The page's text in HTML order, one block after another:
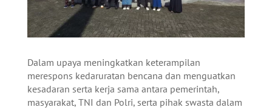
Dalam upaya meningkatkan keterampilan
merespons kedaruratan bencana dan menguatkan
kesadaran serta kerja sama antara pemerintah,
masyarakat, TNI dan Polri, serta pihak swasta dalam